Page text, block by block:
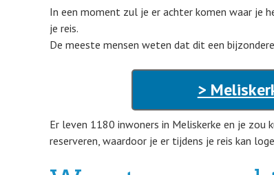
In een moment zul je er achter komen waar je
je reis.
De meeste mensen weten dat dit een
>
Er leven 1180 inwoners in Meliskerke en je
reserveren, waardoor je er tijdens je reis kan